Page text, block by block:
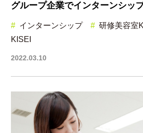
グループ企業でインターンシッ
インターンシップ 研修美容室
KISEI
2022.03.10